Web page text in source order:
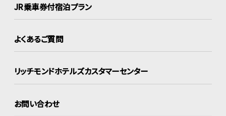
JR乗車券付宿泊プラン
よくあるご質問
リッチモンドホテルズカスタマーセンター
お問い合わせ